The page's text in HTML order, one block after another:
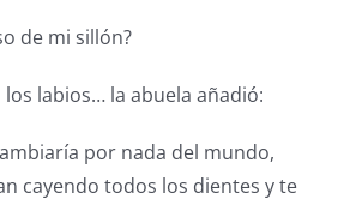
de mi sillón?
labios… la abuela añadió:
por nada del mundo,
cayendo todos los dientes y te